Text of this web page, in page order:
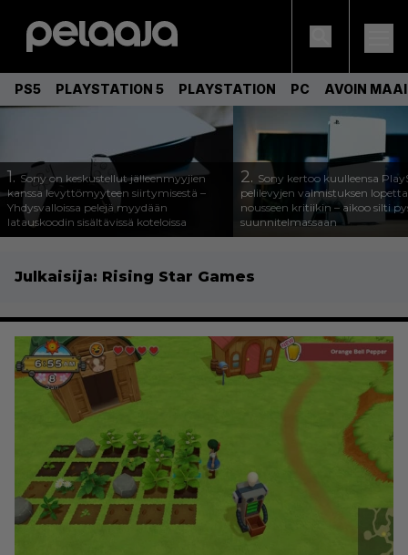
PS5 PLAYSTATION 5 PLAYSTATION PC AVOIN
1.Sony on keskustellut jälleenmyyjien
kanssa levyttömyyteen siirtymisestä –
Yhdysvalloissa pelejä myydään
latauskoodin sisältävissä koteloissa
2. Sony kertoo kuulleensa
pelilevyjen valmistuksen
nousseen kritiikin – aikoo silti
suunnitelmassaan
Julkaisija: Rising Star Games